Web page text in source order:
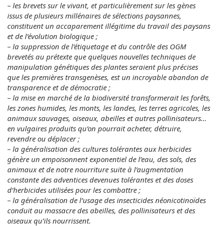
– les brevets sur le vivant, et particulièrement sur les gènes
issus de plusieurs millénaires de sélections paysannes,
constituent un accaparement illégitime du travail des paysans
et de l’évolution biologique ;
– la suppression de l’étiquetage et du contrôle des OGM
brevetés au prétexte que quelques nouvelles techniques de
manipulation génétiques des plantes seraient plus précises
que les premières transgenèses, est un incroyable abandon de
transparence et de démocratie ;
– la mise en marché de la biodiversité transformerait les forêts,
les zones humides, les monts, les landes, les terres agricoles, les
animaux sauvages, oiseaux, abeilles et autres pollinisateurs…
en vulgaires produits qu’on pourrait acheter, détruire,
revendre ou déplacer ;
– la généralisation des cultures tolérantes aux herbicides
génère un empoisonnent exponentiel de l’eau, des sols, des
animaux et de notre nourriture suite à l’augmentation
constante des adventices devenues tolérantes et des doses
d’herbicides utilisées pour les combattre ;
– la généralisation de l’usage des insecticides néonicotinoïdes
conduit au massacre des abeilles, des pollinisateurs et des
oiseaux qu’ils nourrissent.